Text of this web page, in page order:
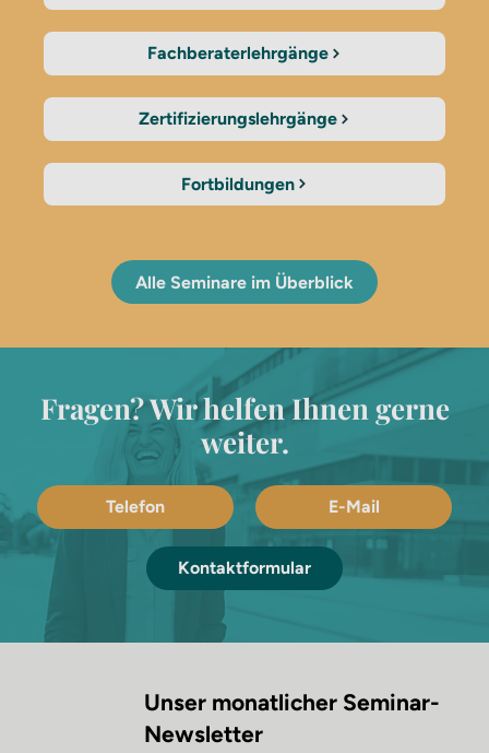
Fachberaterlehrgänge
Zertifizierungslehrgänge
Fortbildungen
Alle Seminare im Überblick
Fragen? Wir helfen Ihnen gerne
weiter.
Telefon E-Mail
Kontaktformular
Unser monatlicher Seminar-
Newsletter